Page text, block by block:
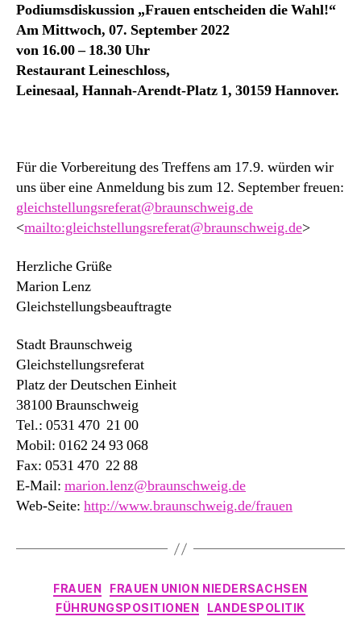
Podiumsdiskussion „Frauen entscheiden die Wahl!“
Am Mittwoch, 07. September 2022
von 16.00 – 18.30 Uhr
Restaurant Leineschloss,
Leinesaal, Hannah-Arendt-Platz 1, 30159 Hannover.
Für die Vorbereitung des Treffens am 17.9. würden wir
uns über eine Anmeldung bis zum 12. September freuen:
gleichstellungsreferat@braunschweig.de
<mailto:gleichstellungsreferat@braunschweig.de>
Herzliche Grüße
Marion Lenz
Gleichstellungsbeauftragte
Stadt Braunschweig
Gleichstellungsreferat
Platz der Deutschen Einheit
38100 Braunschweig
Tel.: 0531 470 21 00
Mobil: 0162 24 93 068
Fax: 0531 470 22 88
E-Mail: marion.lenz@braunschweig.de
Web-Seite: http://www.braunschweig.de/frauen
Kategorien
FRAUEN
FRAUEN UNION NIEDERSACHSEN
FÜHRUNGSPOSITIONEN
LANDESPOLITIK